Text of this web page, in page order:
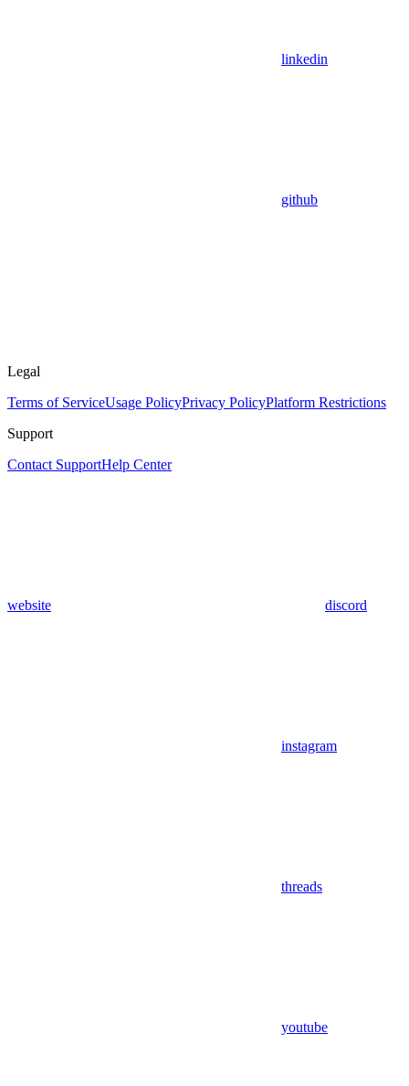
linkedin
github
Legal
Terms of ServiceUsage PolicyPrivacy PolicyPlatform Restrictions
Support
Contact SupportHelp Center
website discord
instagram
threads
youtube